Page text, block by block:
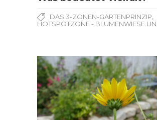
DAS 3-ZONEN-GARTENPRINZIP,
HOTSPOTZONE - BLUMENWIESE